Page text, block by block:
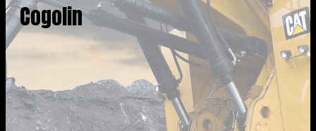
Cogolin